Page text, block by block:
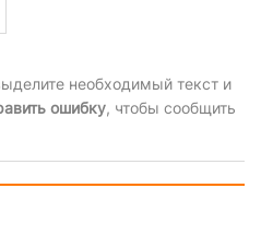
необходимый текст и
ошибку, чтобы сообщить